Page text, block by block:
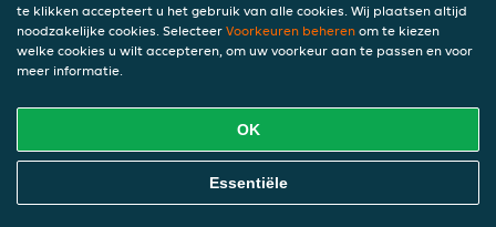
te klikken accepteert u het gebruik van alle cookies. Wij plaatsen altijd
noodzakelijke cookies. Selecteer Voorkeuren beheren om te kiezen
welke cookies u wilt accepteren, om uw voorkeur aan te passen en voor
meer informatie.
OK
Essentiële